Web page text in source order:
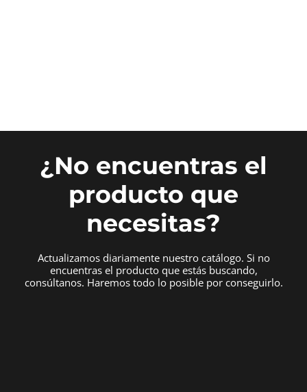
¿No encuentras el
producto que
necesitas?
Actualizamos diariamente nuestro catálogo. Si no
encuentras el producto que estás buscando,
consúltanos. Haremos todo lo posible por conseguirlo.